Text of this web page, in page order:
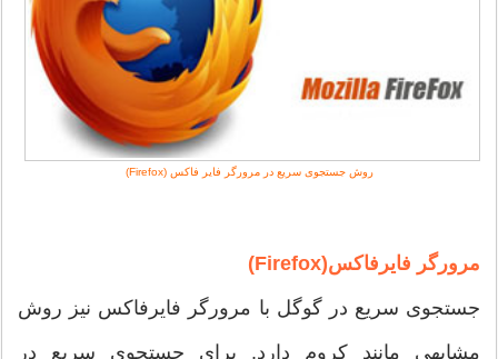
روش جستجوی سریع در مرورگر فایر فاکس (Firefox)
مرورگر فایرفاکس(Firefox)
جستجوی سریع در گوگل با مرورگر فایرفاکس نیز روش
مشابهی مانند کروم دارد. برای جستجوی سریع در